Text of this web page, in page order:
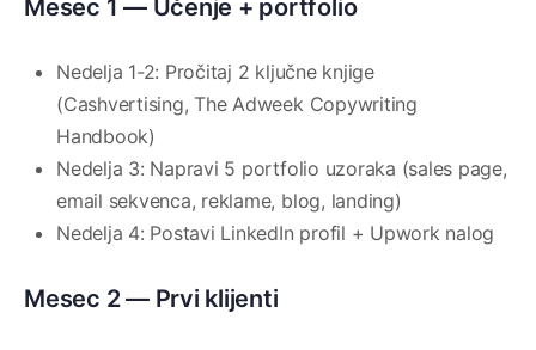
Mesec 1 — Učenje + portfolio
Nedelja 1-2: Pročitaj 2 ključne knjige
(Cashvertising, The Adweek Copywriting
Handbook)
Nedelja 3: Napravi 5 portfolio uzoraka (sales page,
email sekvenca, reklame, blog, landing)
Nedelja 4: Postavi LinkedIn profil + Upwork nalog
Mesec 2 — Prvi klijenti